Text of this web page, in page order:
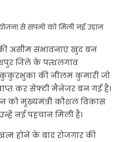
से सपनों को मिली नई उड़ान
की असीम संभावनाएं खुद बन
जिले के पत्थलगांव
की नीलम कुमारी जो
कर सेफ्टी मैनेजर बन गई हैं।
को मुख्यमंत्री कौशल विकास
नई पहचान मिली है।
होने के बाद रोजगार की